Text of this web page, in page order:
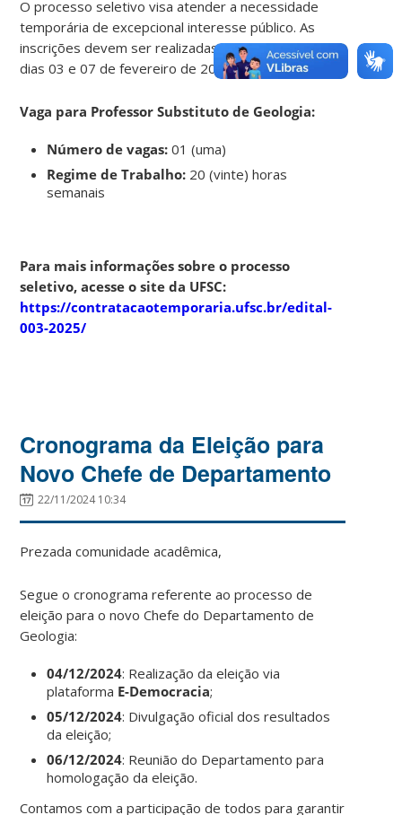
O processo seletivo visa atender a necessidade
temporária de excepcional interesse público. As
inscrições devem ser realizadas por e-mail, entre os
dias 03 e 07 de fevereiro de 2025.
Vaga para Professor Substituto de Geologia:
Número de vagas: 01 (uma)
Regime de Trabalho: 20 (vinte) horas
semanais
Para mais informações sobre o processo
seletivo, acesse o site da UFSC:
https://contratacaotemporaria.ufsc.br/edital-
003-2025/
Cronograma da Eleição para
Novo Chefe de Departamento
22/11/2024 10:34
Prezada comunidade acadêmica,
Segue o cronograma referente ao processo de
eleição para o novo Chefe do Departamento de
Geologia:
04/12/2024: Realização da eleição via
plataforma E-Democracia;
05/12/2024: Divulgação oficial dos resultados
da eleição;
06/12/2024: Reunião do Departamento para
homologação da eleição.
Contamos com a participação de todos para garantir